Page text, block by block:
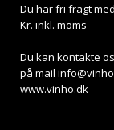
Du har fri fragt
Kr. inkl. moms
Du kan kontakte
på mail
www.vinho.dk